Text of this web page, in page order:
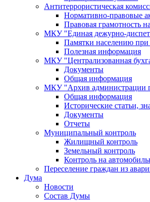
Антитеррористическая
Нормативно-правовые
Правовая грамотность
МКУ "Единая дежурно-
Памятки населению при
Полезная информация
МКУ "Централизованная
Документы
Общая информация
МКУ "Архив администрации
Общая информация
Исторические статьи,
Документы
Отчеты
Муниципальный контроль
Жилищный контроль
Земельный контроль
Контроль на
Переселение граждан из
Дума
Новости
Состав Думы